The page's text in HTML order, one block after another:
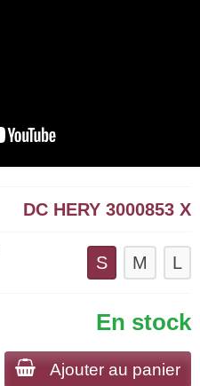
DC HERY 3000853 X
S M L
En stock
Ajouter au panier